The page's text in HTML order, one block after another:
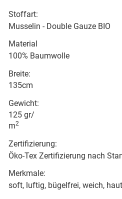
Stoffart:
Musselin - Double Gauze BIO
Material
100% Baumwolle
Breite:
135cm
Gewicht:
125 gr/
m2
Zertifizierung:
Öko-Tex Zertifizierung nach
Merkmale:
soft, luftig, bügelfrei, weich,